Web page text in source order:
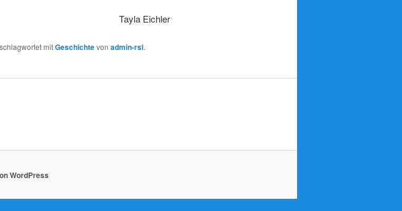
Tayla Eichler
mitGeschichtevon admin-rsl.
WordPress